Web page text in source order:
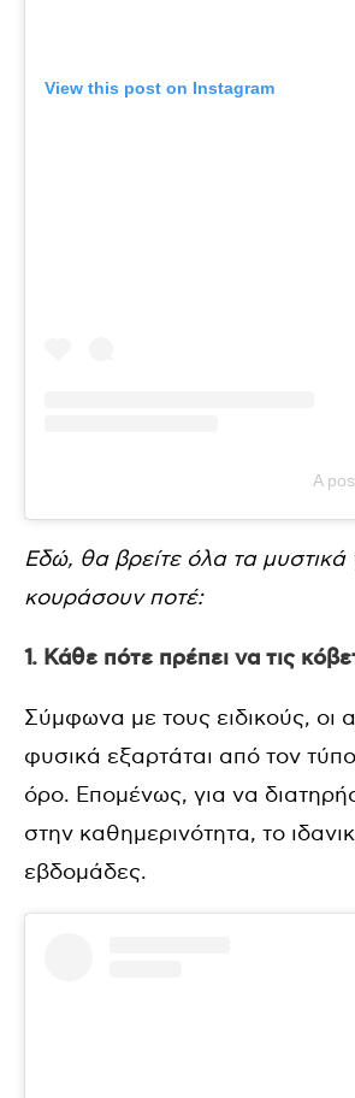
View this post on Instagram
A
Εδώ, θα βρείτε όλα τα μυστικά
κουράσουν ποτέ:
1. Κάθε πότε πρέπει να τις
Σύμφωνα με τους ειδικούς, οι
φυσικά εξαρτάται από τον
όρο. Επομένως, για να
στην καθημερινότητα, το
εβδομάδες.